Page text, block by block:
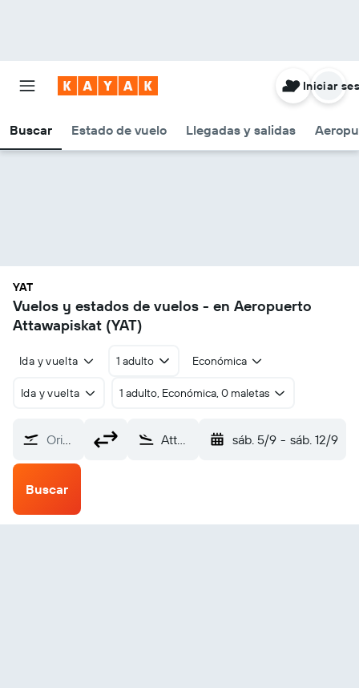
Buscar Estado de vuelo Llegadas y salidas
Iniciar
YAT
Vuelos y estados de vuelos - en Aeropuerto
Attawapiskat (YAT)
Ida y vuelta 1 adulto Económica
Ida y vuelta 1 adulto, Económica, 0 maletas
Origen Attawapiskat (YAT) sáb. 5/9 - sáb. 12/9
Buscar